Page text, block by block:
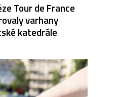
Tour de France
varhany
katedrále